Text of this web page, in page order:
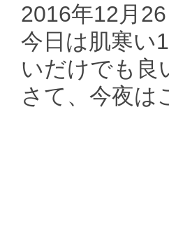
2016年12月26
今日は肌寒い
いだけでも良
さて、今夜は